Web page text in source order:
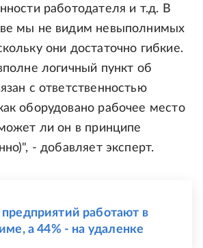
работодателя и т.д. В
мы не видим невыполнимых
они достаточно гибкие.
логичный пункт об
с ответственностью
оборудовано рабочее место
ли он в принципе
- добавляет эксперт.
работают в
а 44% - на удаленке